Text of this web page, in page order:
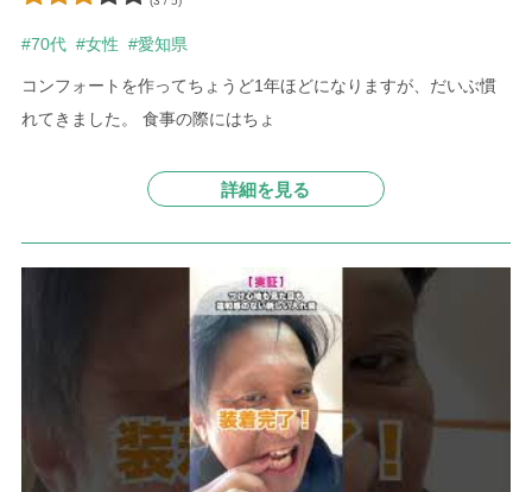
#70代 #女性 #愛知県
コンフォートを作ってちょうど1年ほどになりますが、だいぶ慣
れてきました。
食事の際にはちょ
詳細を見る